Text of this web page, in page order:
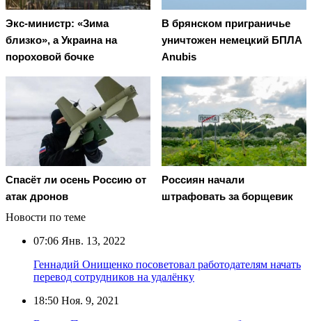
Экс-министр: «Зима
близко», а Украина на
пороховой бочке
В брянском приграничье
уничтожен немецкий БПЛА
Anubis
Спасёт ли осень Россию от
атак дронов
Россиян начали
штрафовать за борщевик
Новости по теме
07:06 Янв. 13, 2022
Геннадий Онищенко посоветовал работодателям начать
перевод сотрудников на удалёнку
18:50 Ноя. 9, 2021